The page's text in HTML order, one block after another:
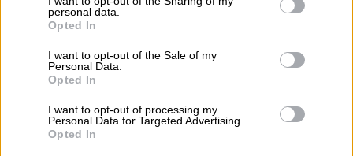
grant or deny consent to Google and its third-party tags to
use your data for below specified purposes in below Google
consent section.
personal data.
Opted In
I want to opt-out of the Sale of my
Personal Data.
Opted In
I want to opt-out of processing my
Personal Data for Targeted Advertising.
Opted In
Α. Τσίπρας μ ετέφερε στη Φ. Γεννηματά
στήριξη του ίδιου και των στελεχών του
ΣΥΡΙΖΑ και τής ευχήθηκε περαστικά και
γρήγορη επιστροφή στην οικογένεια και τα
καθήκοντά της ενώ, στη συνέχεια, ανέφερε